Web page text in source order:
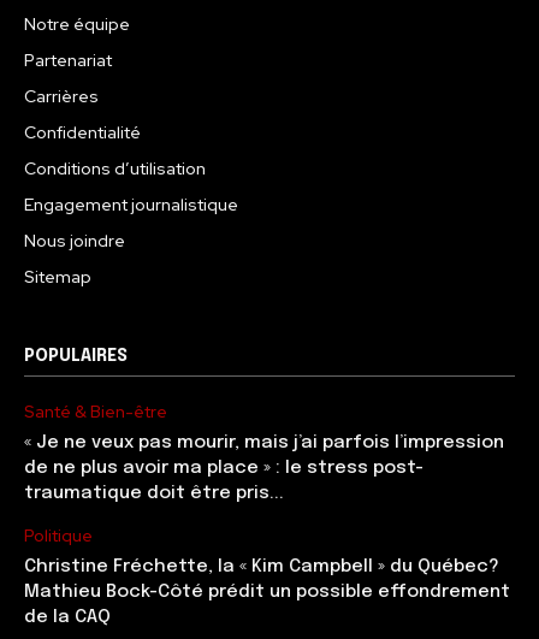
Notre équipe
Partenariat
Carrières
Confidentialité
Conditions d’utilisation
Engagement journalistique
Nous joindre
Sitemap
POPULAIRES
Santé & Bien-être
« Je ne veux pas mourir, mais j’ai parfois l’impression
de ne plus avoir ma place » : le stress post-
traumatique doit être pris...
Politique
Christine Fréchette, la « Kim Campbell » du Québec?
Mathieu Bock-Côté prédit un possible effondrement
de la CAQ